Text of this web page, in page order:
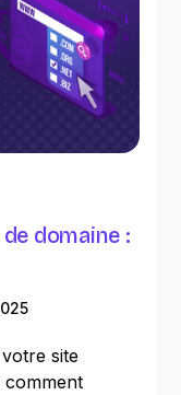
domaine :
site
comment